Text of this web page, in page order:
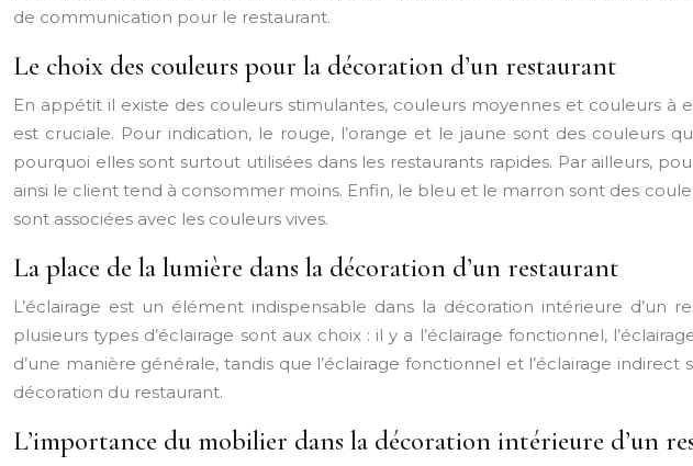
de communication pour le restaurant.
Le choix des couleurs pour la décoration d’un restaurant
En appétit il existe des couleurs stimulantes, couleurs moyennes et couleurs à
est cruciale. Pour indication, le rouge, l’orange et le jaune sont des couleurs
pourquoi elles sont surtout utilisées dans les restaurants rapides. Par ailleurs,
ainsi le client tend à consommer moins. Enfin, le bleu et le marron sont des
sont associées avec les couleurs vives.
La place de la lumière dans la décoration d’un restaurant
L’éclairage est un élément indispensable dans la décoration intérieure
plusieurs types d’éclairage sont aux choix : il y a l’éclairage fonctionnel,
d’une manière générale, tandis que l’éclairage fonctionnel et l’éclairage
décoration du restaurant.
L’importance du mobilier dans la décoration intérieure d’un